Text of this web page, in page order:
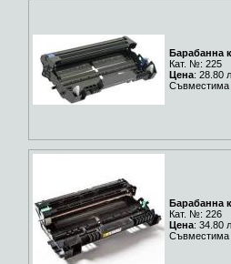
Барабанна
Кат. №: 225
Цена: 28.80
Съвместима
Барабанна
Кат. №: 226
Цена: 34.80
Съвместима